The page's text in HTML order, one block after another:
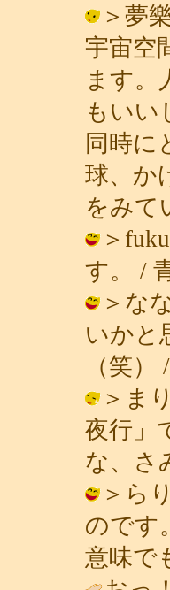
＞夢
宇宙空
ます。
もいい
同時に
球、か
をみて
＞
す。 /
＞な
いかと
（笑
＞ま
夜行」
な、さ
＞ら
のです
意味で